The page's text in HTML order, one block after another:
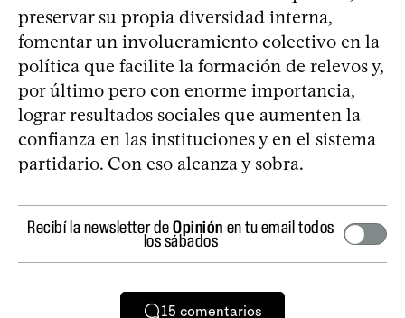
preservar su propia diversidad interna,
fomentar un involucramiento colectivo en la
política que facilite la formación de relevos y,
por último pero con enorme importancia,
lograr resultados sociales que aumenten la
confianza en las instituciones y en el sistema
partidario. Con eso alcanza y sobra.
Recibí la newsletter deOpinión en tu email todos
los sábados
15 comentarios